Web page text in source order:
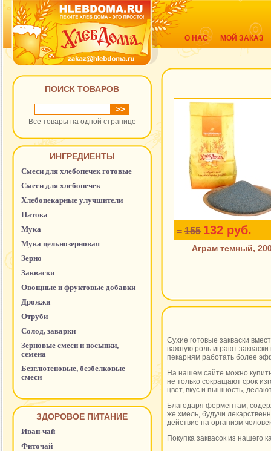
О НАС МОЙ ЗАКАЗ
ПОИСК ТОВАРОВ
Все товары на одной странице
ИНГРЕДИЕНТЫ
Смеси для хлебопечек готовые
Смеси для хлебопечек
Хлебопекарные улучшители
Патока
Мука
Мука цельнозерновая
Зерно
Закваски
Овощные и фруктовые добавки
Дрожжи
Отруби
Солод, заварки
Зерновые смеси и посыпки,
семена
Безглютеновые, безбелковые
смеси
ЗДОРОВОЕ ПИТАНИЕ
Иван-чай
Фиточай
= 155 132 руб.
Аграм темный,
Сухие готовые закваски
важную роль играют
пекарням работать более
На нашем сайте можно
не только сокращают срок
цвет, вкус и пышность,
Благодаря ферментам,
же хмель, будучи
действие на организм
Покупка заквасок из нашего